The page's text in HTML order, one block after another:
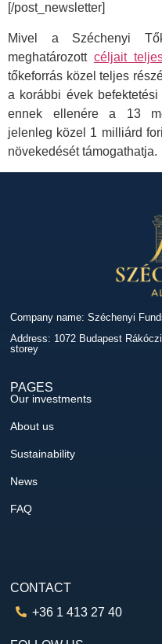
[/post_newsletter]
Mivel a Széchenyi
meghatározott céljait
tőkeforrás közel teljes
a korábbi évek
ennek ellenére a 13
jelenleg közel 1 milliárd
növekedését támogathatja.
Company name: Széchenyi
Address: 1072 Budapest
storey
PAGES
Our investments
About us
Sustainability
News
FAQ
CONTACT
+36 1 413 27 40